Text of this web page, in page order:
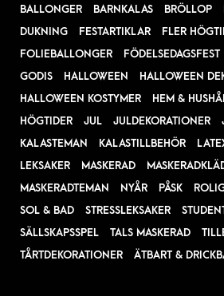
BALLONGER
BARNKALAS BRÖLLOP
DUKNING
FESTARTIKLAR
FLER
FOLIEBALLONGER
FÖDELSEDAGSFEST
GODIS
HALLOWEEN
HALLOWEEN
HALLOWEEN KOSTYMER
HEM &
HÖGTIDER
JUL JULDEKORATIONER
KALASTEMAN
KALASTILLBEHÖR
LEKSAKER
MASKERAD
MASKERADTEMAN
NYÅR PÅSK
SOL & BAD
STRESSLEKSAKER
SÄLLSKAPSSPEL
TALS MASKERAD
TÅRTDEKORATIONER
ÄTBART &